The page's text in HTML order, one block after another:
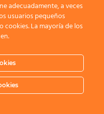
adecuadamente, a veces
usuarios pequeños
La mayoría de los